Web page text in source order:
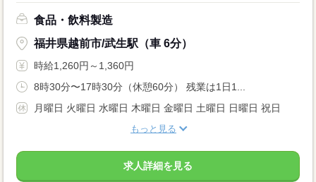
食品・飲料製造
福井県越前市/武生駅（車 6分）
時給1,260円～1,360円
8時30分〜17時30分（休憩60分） 残業は1日1...
月曜日 火曜日 水曜日 木曜日 金曜日 土曜日 日曜日 祝日
もっと見る
求人詳細を見る